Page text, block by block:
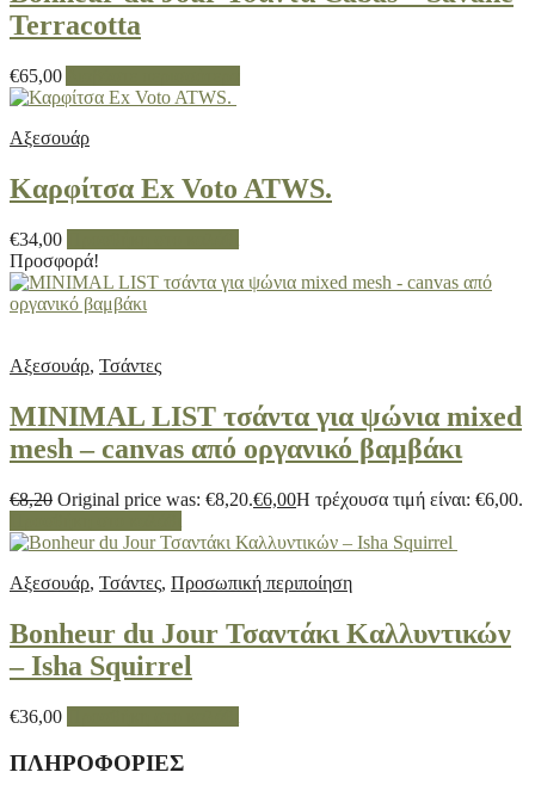
Terracotta
€65,00
Αξεσουάρ
Καρφίτσα Ex Voto ATWS.
€34,00
Προσφορά!
Αξεσουάρ, Τσάντες
MINIMAL LIST τσάντα για ψώνια mixed
mesh – canvas από οργανικό βαμβάκι
€8,20 Original price was: €8,20.€6,00Η τρέχουσα τιμή είναι: €6,00.
Αξεσουάρ, Τσάντες, Προσωπική περιποίηση
Bonheur du Jour Τσαντάκι Καλλυντικών
– Isha Squirrel
€36,00
ΠΛΗΡΟΦΟΡΙΕΣ